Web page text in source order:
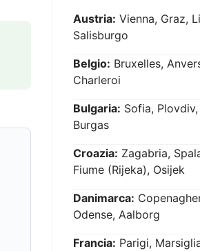
Austria: Vienna, Graz,
Salisburgo
Belgio: Bruxelles,
Charleroi
Bulgaria: Sofia, Plovdiv,
Burgas
Croazia: Zagabria,
Fiume (Rijeka), Osijek
Danimarca:
Odense, Aalborg
Francia: Parigi,